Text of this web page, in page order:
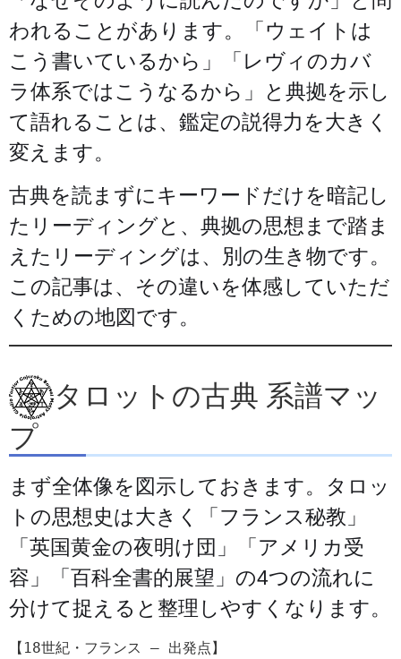
われることがあります。「ウェイトは
こう書いているから」「レヴィのカバ
ラ体系ではこうなるから」と典拠を示し
て語れることは、鑑定の説得力を大きく
変えます。
古典を読まずにキーワードだけを暗記し
たリーディングと、典拠の思想まで踏ま
えたリーディングは、別の生き物です。
この記事は、その違いを体感していただ
くための地図です。
タロットの古典 系譜マッ
プ
まず全体像を図示しておきます。タロッ
トの思想史は大きく「フランス秘教」
「英国黄金の夜明け団」「アメリカ受
容」「百科全書的展望」の4つの流れに
分けて捉えると整理しやすくなります。
【18世紀・フランス — 出発点】